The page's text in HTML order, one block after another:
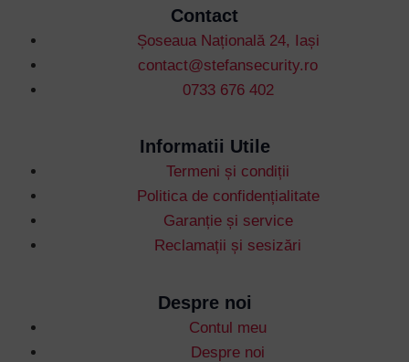
Contact
Șoseaua Națională 24, Iași
contact@stefansecurity.ro
0733 676 402
Informatii Utile
Termeni și condiții
Politica de confidențialitate
Garanție și service
Reclamații și sesizări
Despre noi
Contul meu
Despre noi
Username or Email Address
Remember Me